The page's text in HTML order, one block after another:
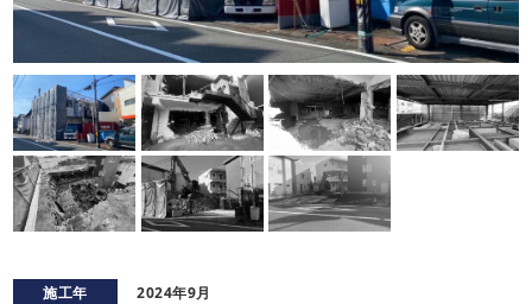
施工年 2024年9月